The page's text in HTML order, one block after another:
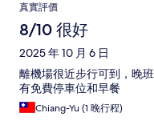
真實評價
8/10 很好
2025 年 10 月 6 日
離機場很近步行可到，晚
有免費停車位和早餐
Chiang-Yu (1 晚行程)